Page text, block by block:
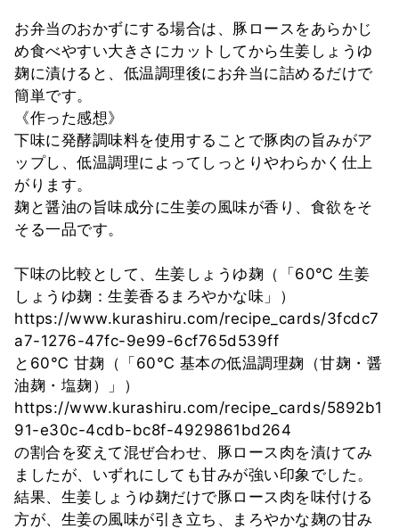
お弁当のおかずにする場合は、豚ロースをあらかじ
め食べやすい大きさにカットしてから生姜しょうゆ
麹に漬けると、低温調理後にお弁当に詰めるだけで
簡単です。
《作った感想》
下味に発酵調味料を使用することで豚肉の旨みがア
ップし、低温調理によってしっとりやわらかく仕上
がります。
麹と醤油の旨味成分に生姜の風味が香り、食欲をそ
そる一品です。
下味の比較として、生姜しょうゆ麹（「60℃ 生姜
しょうゆ麹：生姜香るまろやかな味」）
https://www.kurashiru.com/recipe_cards/3fcdc7
a7-1276-47fc-9e99-6cf765d539ff
と60℃ 甘麹（「60℃ 基本の低温調理麹（甘麹・醤
油麹・塩麹）」）
https://www.kurashiru.com/recipe_cards/5892b1
91-e30c-4cdb-bc8f-4929861bd264
の割合を変えて混ぜ合わせ、豚ロース肉を漬けてみ
ましたが、いずれにしても甘みが強い印象でした。
結果、生姜しょうゆ麹だけで豚ロース肉を味付ける
方が、生姜の風味が引き立ち、まろやかな麹の甘み